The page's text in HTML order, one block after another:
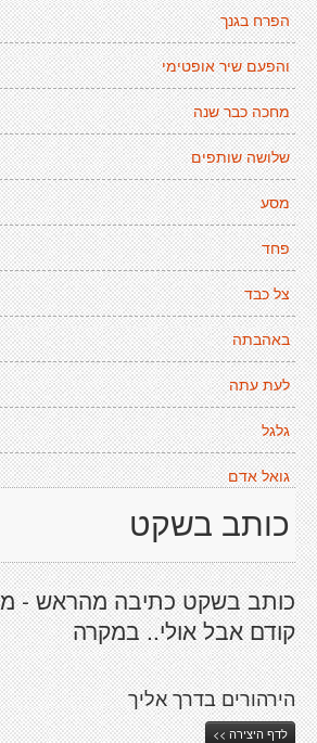
הפרח בגנך
והפעם שיר אופטימי
מחכה כבר שנה
שלושה שותפים
מסע
פחד
צל כבד
באהבתה
לעת עתה
גלגל
גואל אדם
כותב בשקט
כותב בשקט כתיבה מהראש -
קודם אבל אולי.. במקרה
הירהורים בדרך אליך
לדף היצירה >>